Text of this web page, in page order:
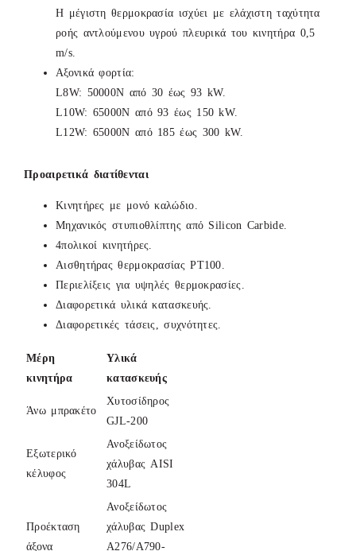
Η μέγιστη θερμοκρασία ισχύει με ελάχιστη ταχύτητα
ροής αντλούμενου υγρού πλευρικά του κινητήρα 0,5
m/s.
Αξονικά φορτία:
L8W: 50000N από 30 έως 93 kW.
L10W: 65000N από 93 έως 150 kW.
L12W: 65000Ν από 185 έως 300 kW.
Προαιρετικά διατίθενται
Κινητήρες με μονό καλώδιο.
Μηχανικός στυπιοθλίπτης από Silicon Carbide.
4πολικοί κινητήρες.
Αισθητήρας θερμοκρασίας PT100.
Περιελίξεις για υψηλές θερμοκρασίες.
Διαφορετικά υλικά κατασκευής.
Διαφορετικές τάσεις, συχνότητες.
Μέρη
κινητήρα
Υλικά
κατασκευής
Άνω μπρακέτο
Χυτοσίδηρος
GJL-200
Eξωτερικό
κέλυφος
Ανοξείδωτος
χάλυβας AISI
304L
Προέκταση
άξονα
Ανοξείδωτος
χάλυβας Duplex
A276/A790-